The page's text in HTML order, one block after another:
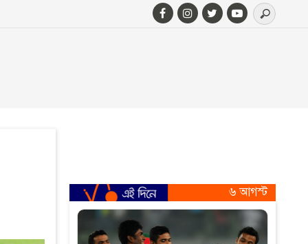
৬ আগস্ট